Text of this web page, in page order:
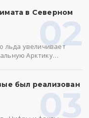
02
в Северном
льда увеличивает
Арктику…
03
был реализован